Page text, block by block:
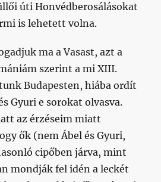
úti Honvédberosálásokat
is lehetett volna.
ma a Vasast, azt a
szerint a mi XIII.
Budapesten, hiába ordít
Gyuri e sorokat olvasva.
az érzéseim miatt
ők (nem Ábel és Gyuri,
cipőben járva, mint
mondják fel idén a leckét